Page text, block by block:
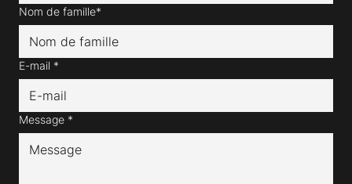
Nom de famille*
E-mail *
Message *